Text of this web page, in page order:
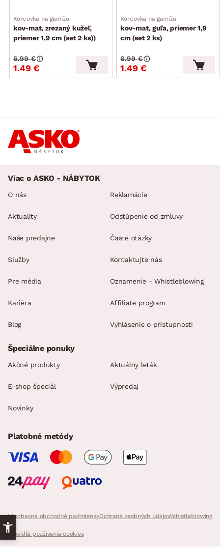
Koncovka na garnižu
kov-mat, zrezaný kužeľ,
priemer 1,9 cm (set 2 ks))
1.49 €
6.99 €
Koncovka na garnižu
kov-mat, guľa, priemer 1,9
cm (set 2 ks)
1.49 €
6.99 €
Viac o ASKO - NÁBYTOK
O nás
Aktuality
Naše predajne
Služby
Pre média
Kariéra
Blog
Reklamácie
Odstúpenie od zmluvy
Časté otázky
Kontaktujte nás
Oznamenie - Whistleblowing
Affiliate program
Vyhlásenie o prístupnosti
Všeobecné obchodné podmienkyOchrana osobných údajovWhistleblowing
Pravidlá používania cookies
Špeciálne ponuky
Akčné produkty Aktuálny leták
E-shop špeciál Výpredaj
Novinky
Platobné metódy